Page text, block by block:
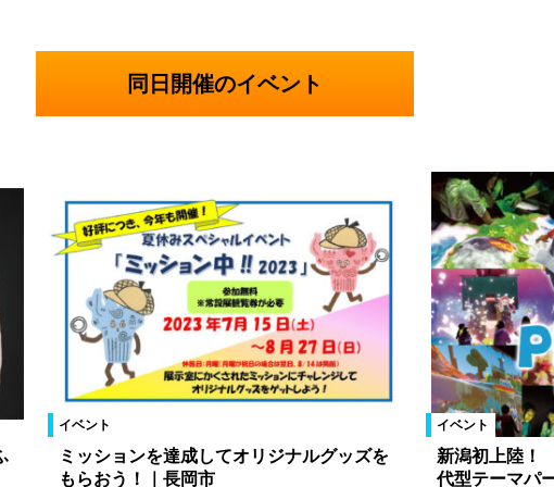
同日開催のイベント
イベント
ミッションを達成してオリジナルグッズを
もらおう！｜長岡市
イベント
新潟初上陸！
代型テーマパ